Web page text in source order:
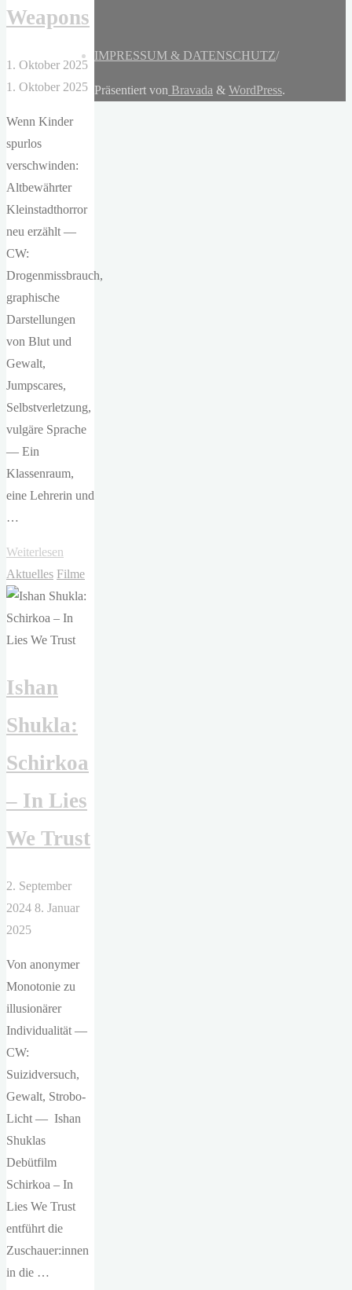
Weapons
1. Oktober 2025
1. Oktober 2025
Wenn Kinder
spurlos
verschwinden:
Altbewährter
Kleinstadthorror
neu erzählt —
CW:
Drogenmissbrauch,
graphische
Darstellungen
von Blut und
Gewalt,
Jumpscares,
Selbstverletzung,
vulgäre Sprache
— Ein
Klassenraum,
eine Lehrerin und
…
Weiterlesen
Cregger
–
Weapons"
Aktuelles Filme
Ishan
Shukla:
Schirkoa
– In Lies
We Trust
2. September
2024 8. Januar
2025
Von anonymer
Monotonie zu
illusionärer
Individualität —
CW:
Suizidversuch,
Gewalt, Strobo-
Licht — Ishan
Shuklas
Debütfilm
Schirkoa – In
Lies We Trust
entführt die
Zuschauer:innen
in die …
IMPRESSUM & DATENSCHUTZ/
Präsentiert von Bravada & WordPress.